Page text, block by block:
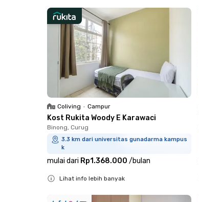
Coliving • Campur
Kost Rukita Woody E Karawaci
Binong, Curug
3.3 km dari universitas gunadarma kampus
k
mulai dari Rp1.368.000 /bulan
Lihat info lebih banyak